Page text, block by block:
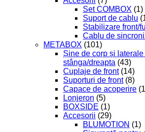
Set COMBOX (1)
Suport de cablu
Stabilizare front/
Cablu de
METABOX (101)
Șine de corp și
stânga/dreapta (43)
Cuplaje de front (14)
Suporturi de front (8)
Capace de acoperire
Lonjeron (5)
BOXSIDE (1)
Accesorii (29)
BLUMOTION (1)